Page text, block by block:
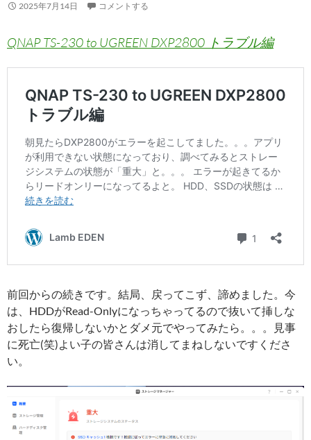
2025年7月14日 コメントする
QNAP TS-230 to UGREEN DXP2800 トラブル編
前回からの続きです。結局、戻ってこず、諦めました。今
は、HDDがRead-Onlyになっちゃってるので抜いて挿しな
おしたら復帰しないかとダメ元でやってみたら。。。見事
に死亡(笑)よい子の皆さんは消してまねしないですくださ
い。